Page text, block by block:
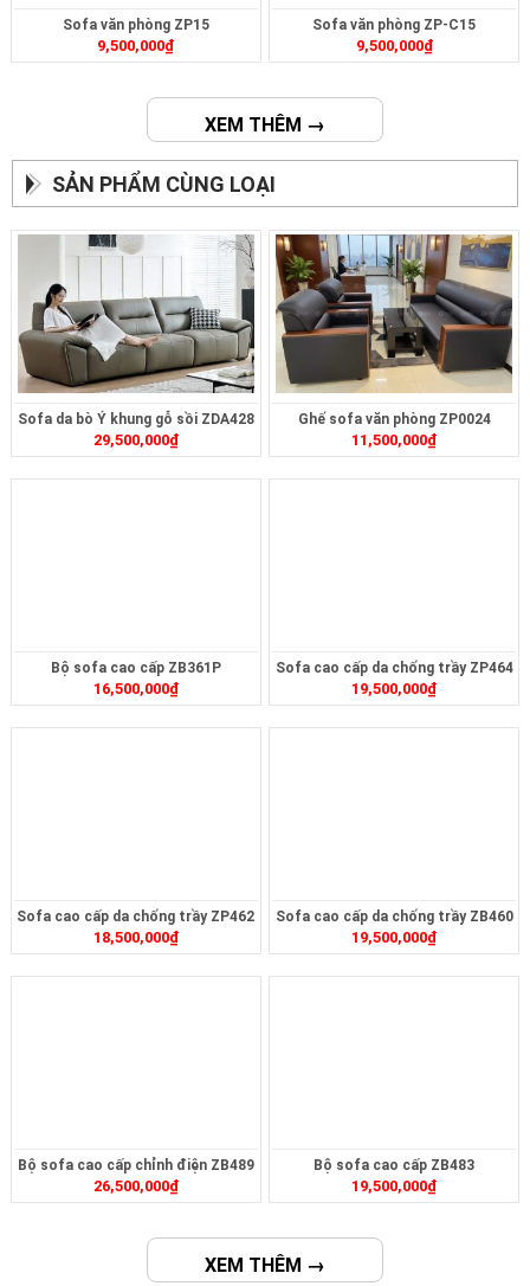
Sofa văn phòng ZP15
9,500,000₫
Sofa văn phòng ZP-C15
9,500,000₫
XEM THÊM →
SẢN PHẨM CÙNG LOẠI
Sofa da bò Ý khung gỗ sồi ZDA428
29,500,000₫
Ghế sofa văn phòng ZP0024
11,500,000₫
Bộ sofa cao cấp ZB361P
16,500,000₫
Sofa cao cấp da chống trầy ZP464
19,500,000₫
Sofa cao cấp da chống trầy ZP462
18,500,000₫
Sofa cao cấp da chống trầy ZB460
19,500,000₫
Bộ sofa cao cấp chỉnh điện ZB489
26,500,000₫
Bộ sofa cao cấp ZB483
19,500,000₫
XEM THÊM →